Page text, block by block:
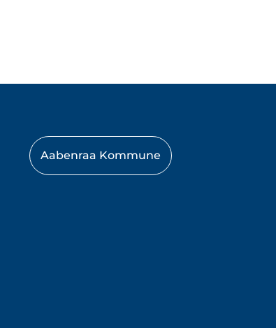
Aabenraa Kommune